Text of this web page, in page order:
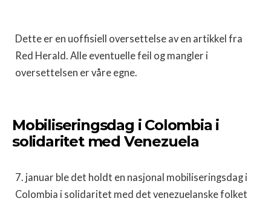
Dette er en uoffisiell oversettelse av en artikkel fra
Red Herald. Alle eventuelle feil og mangler i
oversettelsen er våre egne.
Mobiliseringsdag i Colombia i
solidaritet med Venezuela
7. januar ble det holdt en nasjonal mobiliseringsdag i
Colombia i solidaritet med det venezuelanske folket